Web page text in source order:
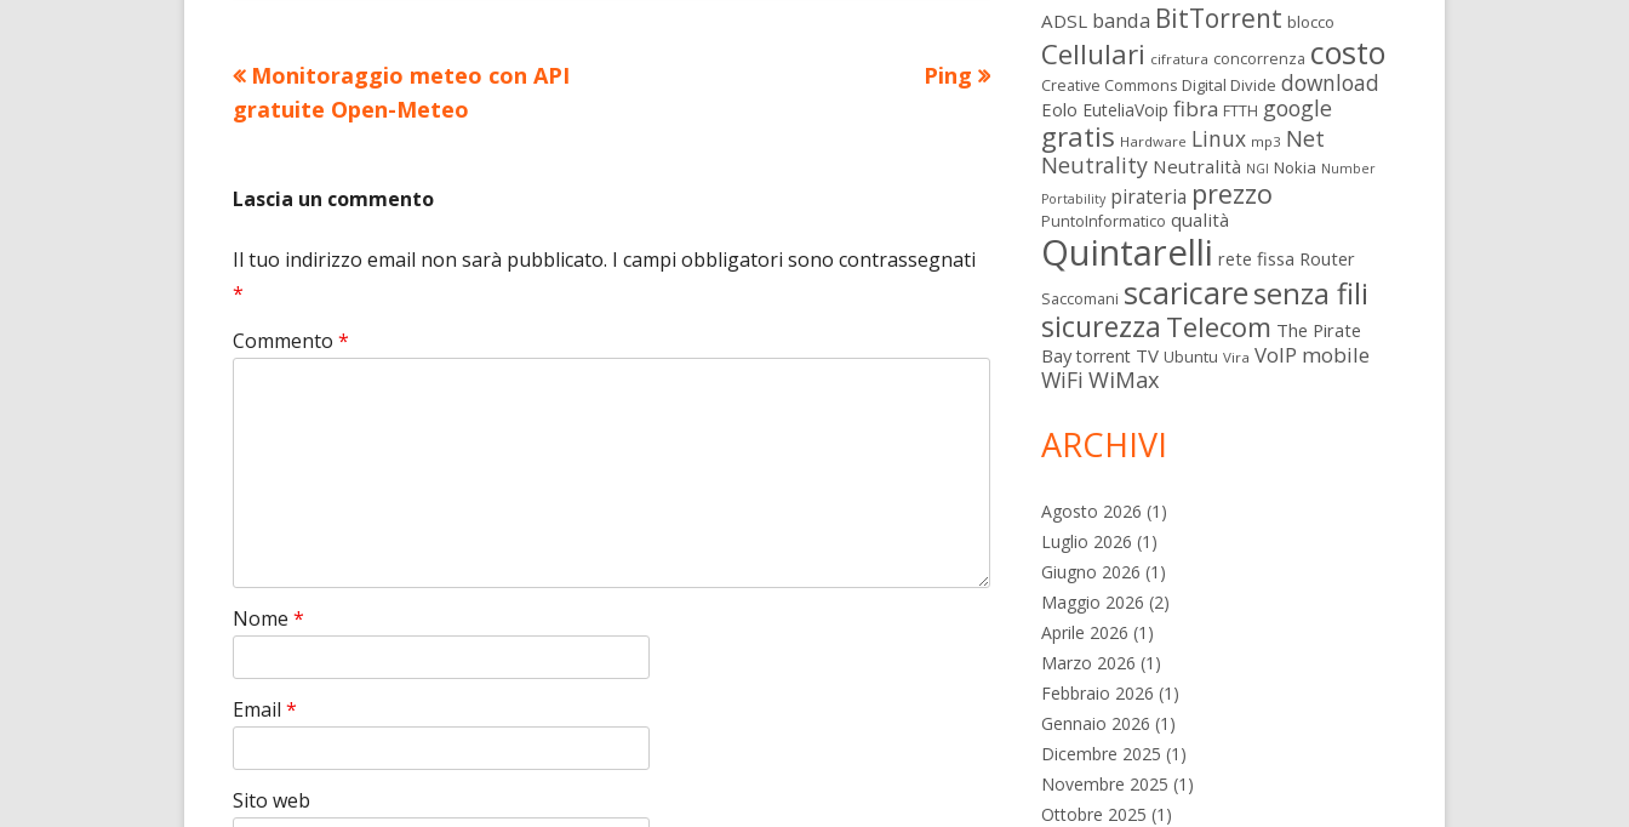
Navigazione
articoli
Precedente
articolo:
Monitoraggio meteo con API
gratuite Open-Meteo
Nuovo
Ping
Lascia un commento
Il tuo indirizzo email non sarà pubblicato. I campi obbligatori sono contrassegnati
*
Commento *
Nome *
Email *
Sito web
ADSL banda BitTorrent blocco
Cellulari cifratura concorrenza costo
Creative Commons Digital Divide download
Eolo EuteliaVoip fibra FTTH google
gratis Hardware Linux mp3 Net
Neutrality Neutralità NGI Nokia Number
Portability pirateria prezzo
PuntoInformatico qualità
Quintarelli rete fissa Router
Saccomani scaricaresenza fili
sicurezza Telecom The Pirate
Bay torrent TV Ubuntu Vira VoIP mobile
WiFi WiMax
ARCHIVI
Agosto 2026 (1)
Luglio 2026 (1)
Giugno 2026 (1)
Maggio 2026 (2)
Aprile 2026 (1)
Marzo 2026 (1)
Febbraio 2026 (1)
Gennaio 2026 (1)
Dicembre 2025 (1)
Novembre 2025 (1)
Ottobre 2025 (1)